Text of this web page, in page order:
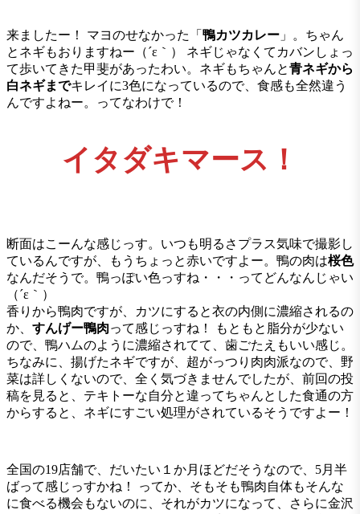
来ましたー！ マヨのせなかった「 鴨カツカレー 」。ちゃん
とネギもおりますねー（´ε｀） ネギじゃなくてカバンしょっ
て歩いてきた甲斐があったわい。ネギもちゃんと青ネギから
白ネギまでキレイに3色になっているので、食感も全然違う
んですよねー。ってなわけで！
イタダキマース！
断面はこーんな感じっす。いつも明るさプラス気味で撮影し
ているんですが、もうちょっと赤いですよー。鴨の肉は桜色
なんだそうで。鴨っぽい色っすね・・・ってどんなんじゃい
（´ε｀）
香りから鴨肉ですが、カツにすると衣の内側に濃縮されるの
か、 すんげー鴨肉って感じっすね！ もともと脂分が少ない
ので、鴨ハムのように濃縮されてて、歯ごたえもいい感じ。
ちなみに、揚げたネギですが、超がっつり肉肉派なので、野
菜は詳しくないので、全く気づきませんでしたが、前回の投
稿を見ると、テキトーな自分と違ってちゃんとした食通の方
からすると、ネギにすごい処理がされているそうですよー！
全国の19店舗で、だいたい１か月ほどだそうなので、5月半
ばって感じっすかね！ ってか、そもそも鴨肉自体もそんな
に食べる機会もないのに、それがカツになって、さらに金沢